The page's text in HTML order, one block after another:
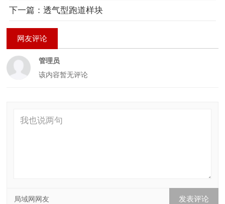
下一篇：透气型跑道样块
网友评论
管理员
该内容暂无评论
局域网网友